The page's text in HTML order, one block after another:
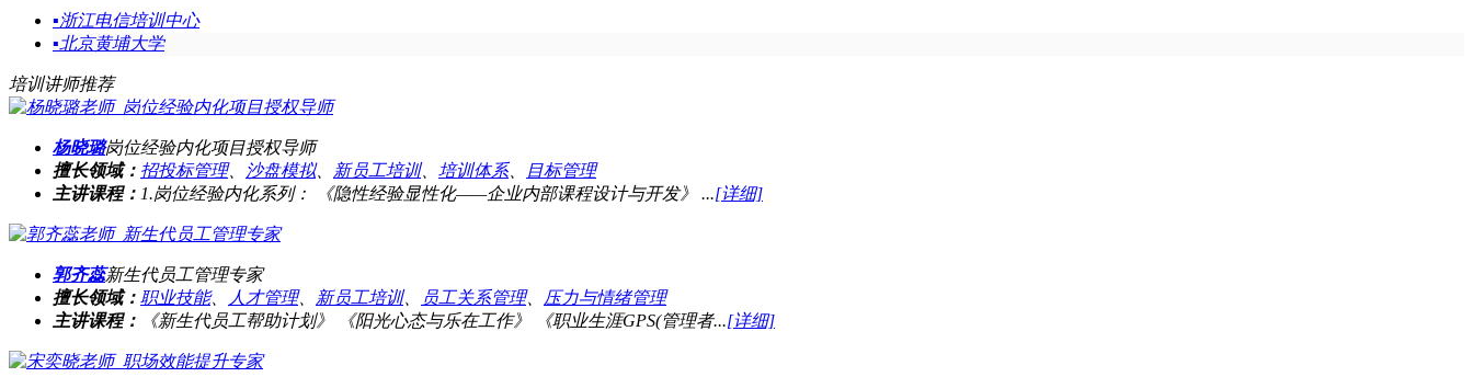
▪浙江电信培训中心
▪北京黄埔大学
培训讲师推荐
杨晓璐岗位经验内化项目授权导师
擅长领域： 招投标管理、 沙盘模拟、 新员工培训、 培训体系、
目标管理
主讲课程： 1.岗位经验内化系列： 《隐性经验显性化——企业内部课程设计与开发》 ...[详细]
郭齐蕊新生代员工管理专家
擅长领域： 职业技能、 人才管理、 新员工培训、 员工关系管理、
压力与情绪管理
主讲课程：
《新生代员工帮助计划》 《阳光心态与乐在工作》 《职业生涯GPS(管理者...[详细]